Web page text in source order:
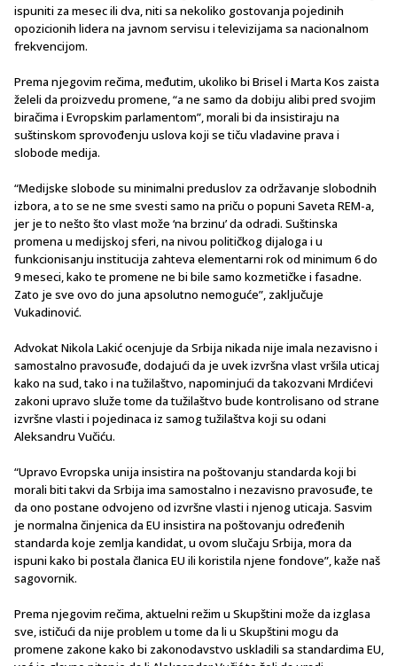
ispuniti za mesec ili dva, niti sa nekoliko gostovanja pojedinih
opozicionih lidera na javnom servisu i televizijama sa nacionalnom
frekvencijom.
Prema njegovim rečima, međutim, ukoliko bi Brisel i Marta Kos zaista
želeli da proizvedu promene, “a ne samo da dobiju alibi pred svojim
biračima i Evropskim parlamentom”, morali bi da insistiraju na
suštinskom sprovođenju uslova koji se tiču vladavine prava i
slobode medija.
“Medijske slobode su minimalni preduslov za održavanje slobodnih
izbora, a to se ne sme svesti samo na priču o popuni Saveta REM-a,
jer je to nešto što vlast može ‘na brzinu’ da odradi. Suštinska
promena u medijskoj sferi, na nivou političkog dijaloga i u
funkcionisanju institucija zahteva elementarni rok od minimum 6 do
9 meseci, kako te promene ne bi bile samo kozmetičke i fasadne.
Zato je sve ovo do juna apsolutno nemoguće”, zaključuje
Vukadinović.
Advokat Nikola Lakić ocenjuje da Srbija nikada nije imala nezavisno i
samostalno pravosuđe, dodajući da je uvek izvršna vlast vršila uticaj
kako na sud, tako i na tužilaštvo, napominjući da takozvani Mrdićevi
zakoni upravo služe tome da tužilaštvo bude kontrolisano od strane
izvršne vlasti i pojedinaca iz samog tužilaštva koji su odani
Aleksandru Vučiću.
“Upravo Evropska unija insistira na poštovanju standarda koji bi
morali biti takvi da Srbija ima samostalno i nezavisno pravosuđe, te
da ono postane odvojeno od izvršne vlasti i njenog uticaja. Sasvim
je normalna činjenica da EU insistira na poštovanju određenih
standarda koje zemlja kandidat, u ovom slučaju Srbija, mora da
ispuni kako bi postala članica EU ili koristila njene fondove”, kaže naš
sagovornik.
Prema njegovim rečima, aktuelni režim u Skupštini može da izglasa
sve, ističući da nije problem u tome da li u Skupštini mogu da
promene zakone kako bi zakonodavstvo uskladili sa standardima EU,